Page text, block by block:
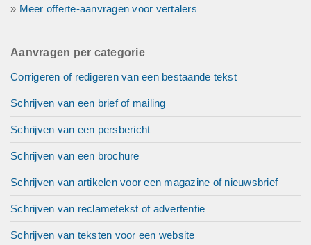
» Meer offerte-aanvragen voor vertalers
Aanvragen per categorie
Corrigeren of redigeren van een bestaande tekst
Schrijven van een brief of mailing
Schrijven van een persbericht
Schrijven van een brochure
Schrijven van artikelen voor een magazine of nieuwsbrief
Schrijven van reclametekst of advertentie
Schrijven van teksten voor een website